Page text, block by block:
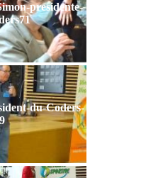
presidente-
du-Coders-